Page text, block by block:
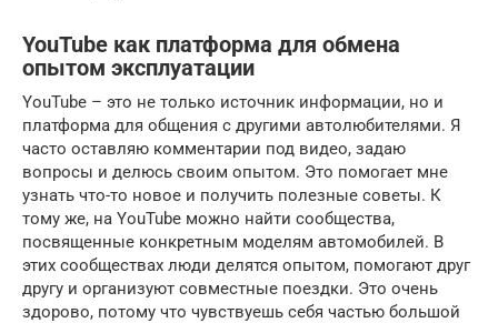
YouTube как платформа для обмена
опытом эксплуатации
YouTube – это не только источник информации, но и
платформа для общения с другими автолюбителями. Я
часто оставляю комментарии под видео, задаю
вопросы и делюсь своим опытом. Это помогает мне
узнать что-то новое и получить полезные советы. К
тому же, на YouTube можно найти сообщества,
посвященные конкретным моделям автомобилей. В
этих сообществах люди делятся опытом, помогают друг
другу и организуют совместные поездки. Это очень
здорово, потому что чувствуешь себя частью большой